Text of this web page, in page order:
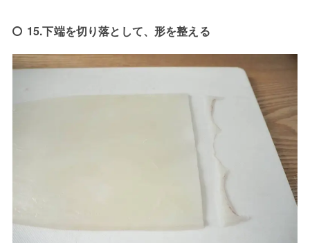
15.下端を切り落として、形を整える